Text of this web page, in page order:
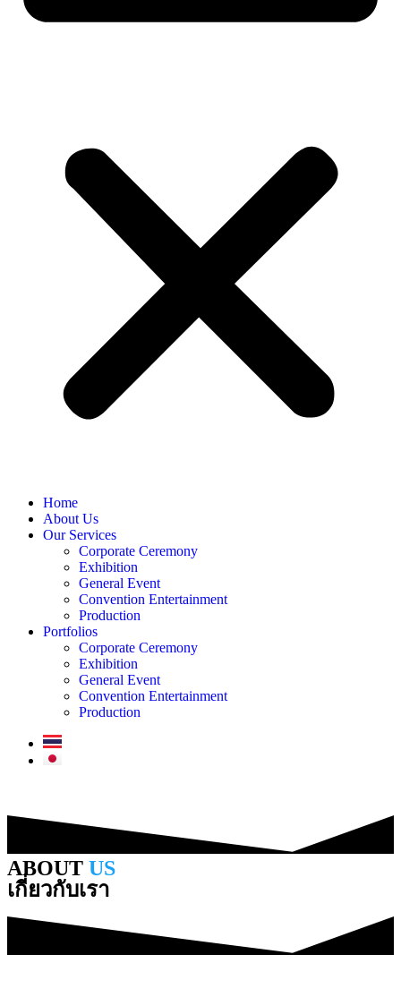
Home
About Us
Our Services
Corporate Ceremony
Exhibition
General Event
Convention Entertainment
Production
Portfolios
Corporate Ceremony
Exhibition
General Event
Convention Entertainment
Production
ABOUT US
เกี่ยวกับเรา